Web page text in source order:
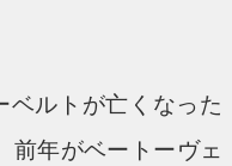
ルトが亡くなった
前年がベートーヴェ